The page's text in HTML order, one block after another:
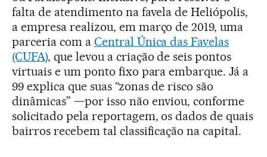
falta de atendimento na favela de Heliópolis,
a empresa realizou, em março de 2019, uma
parceria com a Central Única das Favelas
(CUFA), que levou a criação de seis pontos
virtuais e um ponto fixo para embarque. Já a
99 explica que suas “zonas de risco são
dinâmicas” —por isso não enviou, conforme
solicitado pela reportagem, os dados de quais
bairros recebem tal classificação na capital.